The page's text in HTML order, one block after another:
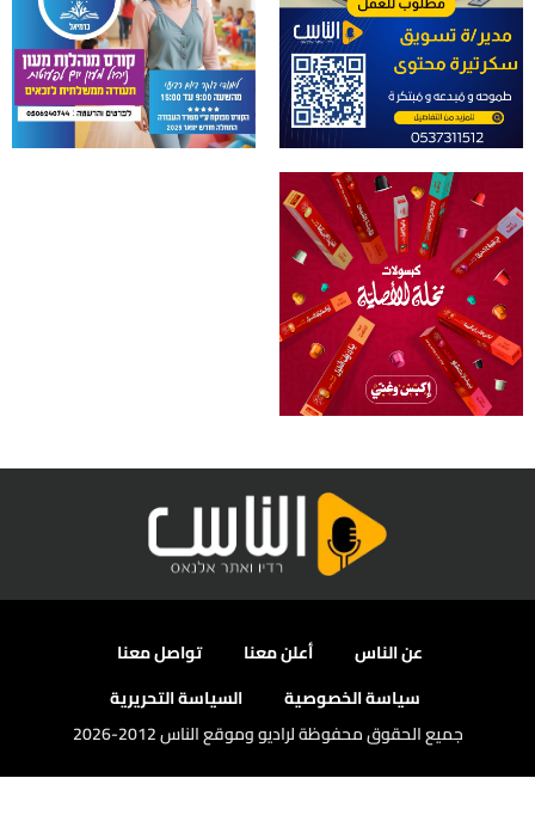
عن الناس أعلن معنا
تواصل معنا
سياسة الخصوصية
السياسة التحريرية
جميع الحقوق محفوظة لراديو وموقع الناس 2012-2026